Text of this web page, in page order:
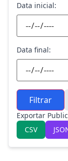
Data inicial:
Data final:
Filtrar
Exportar
CSV